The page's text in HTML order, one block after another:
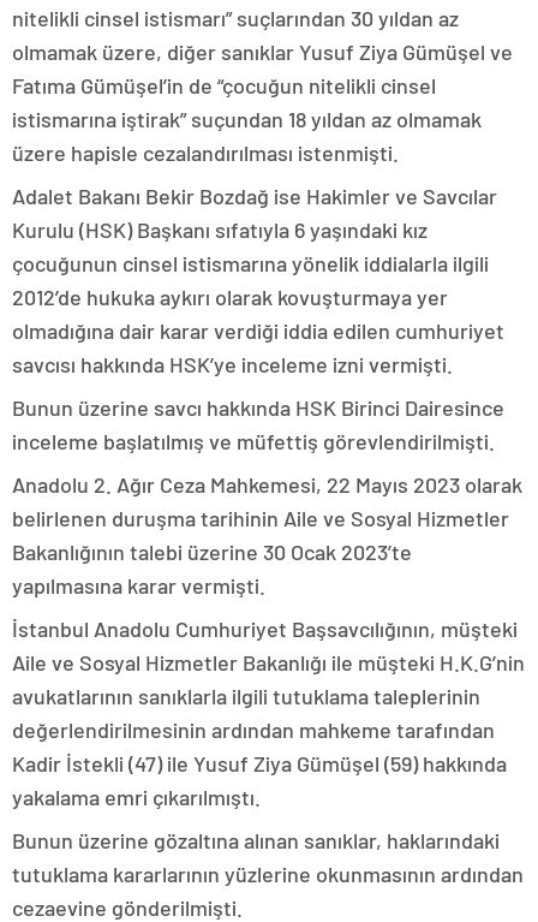
nitelikli cinsel istismarı” suçlarından 30 yıldan az
olmamak üzere, diğer sanıklar Yusuf Ziya Gümüşel ve
Fatıma Gümüşel’in de “çocuğun nitelikli cinsel
istismarına iştirak” suçundan 18 yıldan az olmamak
üzere hapisle cezalandırılması istenmişti.
Adalet Bakanı Bekir Bozdağ ise Hakimler ve Savcılar
Kurulu (HSK) Başkanı sıfatıyla 6 yaşındaki kız
çocuğunun cinsel istismarına yönelik iddialarla ilgili
2012’de hukuka aykırı olarak kovuşturmaya yer
olmadığına dair karar verdiği iddia edilen cumhuriyet
savcısı hakkında HSK’ye inceleme izni vermişti.
Bunun üzerine savcı hakkında HSK Birinci Dairesince
inceleme başlatılmış ve müfettiş görevlendirilmişti.
Anadolu 2. Ağır Ceza Mahkemesi, 22 Mayıs 2023 olarak
belirlenen duruşma tarihinin Aile ve Sosyal Hizmetler
Bakanlığının talebi üzerine 30 Ocak 2023’te
yapılmasına karar vermişti.
İstanbul Anadolu Cumhuriyet Başsavcılığının, müşteki
Aile ve Sosyal Hizmetler Bakanlığı ile müşteki H.K.G’nin
avukatlarının sanıklarla ilgili tutuklama taleplerinin
değerlendirilmesinin ardından mahkeme tarafından
Kadir İstekli (47) ile Yusuf Ziya Gümüşel (59) hakkında
yakalama emri çıkarılmıştı.
Bunun üzerine gözaltına alınan sanıklar, haklarındaki
tutuklama kararlarının yüzlerine okunmasının ardından
cezaevine gönderilmişti.